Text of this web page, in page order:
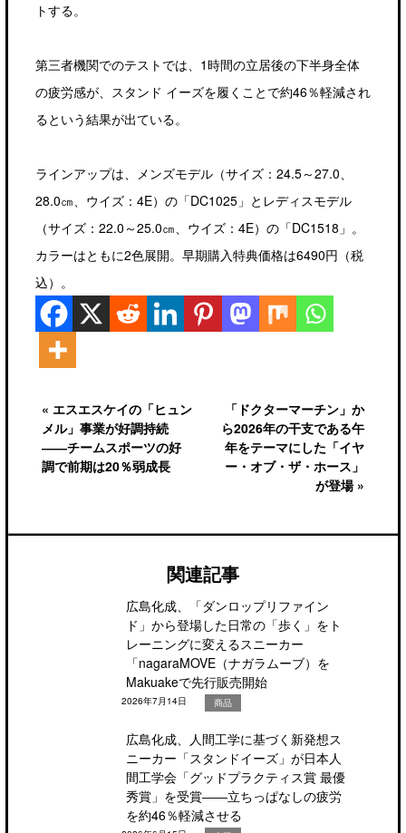
トする。
第三者機関でのテストでは、1時間の立居後の下半身全体
の疲労感が、スタンド イーズを履くことで約46％軽減され
るという結果が出ている。
ラインアップは、メンズモデル（サイズ：24.5～27.0、
28.0㎝、ウイズ：4E）の「DC1025」とレディスモデル
（サイズ：22.0～25.0㎝、ウイズ：4E）の「DC1518」。
カラーはともに2色展開。早期購入特典価格は6490円（税
込）。
« エスエスケイの「ヒュン
メル」事業が好調持続
――チームスポーツの好
調で前期は20％弱成長
「ドクターマーチン」か
ら2026年の干支である午
年をテーマにした「イヤ
ー・オブ・ザ・ホース」
が登場 »
関連記事
広島化成、「ダンロップリファイン
ド」から登場した日常の「歩く」をト
レーニングに変えるスニーカー
「nagaraMOVE（ナガラムーブ）を
Makuakeで先行販売開始
2026年7月14日 商品
広島化成、人間工学に基づく新発想ス
ニーカー「スタンドイーズ」が日本人
間工学会「グッドプラクティス賞 最優
秀賞」を受賞――立ちっぱなしの疲労
を約46％軽減させる